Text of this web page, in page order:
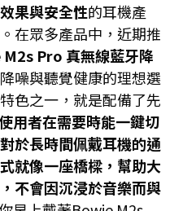
果與安全性的耳機產
在眾多產品中，近期推
Pro 真無線藍牙降
噪與聽覺健康的理想選
色之一，就是配備了先
用者在需要時能一鍵切
於長時間佩戴耳機的通
就像一座橋樑，幫助大
不會因沉浸於音樂而與